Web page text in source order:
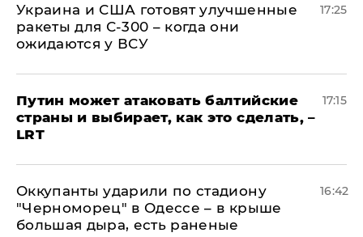
Украина и США готовят улучшенные
ракеты для С-300 – когда они
ожидаются у ВСУ
17:25
Путин может атаковать балтийские
страны и выбирает, как это сделать, –
LRT
17:15
Оккупанты ударили по стадиону
"Черноморец" в Одессе – в крыше
большая дыра, есть раненые
16:42